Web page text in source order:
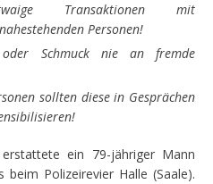
Transaktionen mit
Personen!
Schmuck nie an fremde
sollten diese in Gesprächen
ein 79-jähriger Mann
Polizeirevier Halle (Saale).